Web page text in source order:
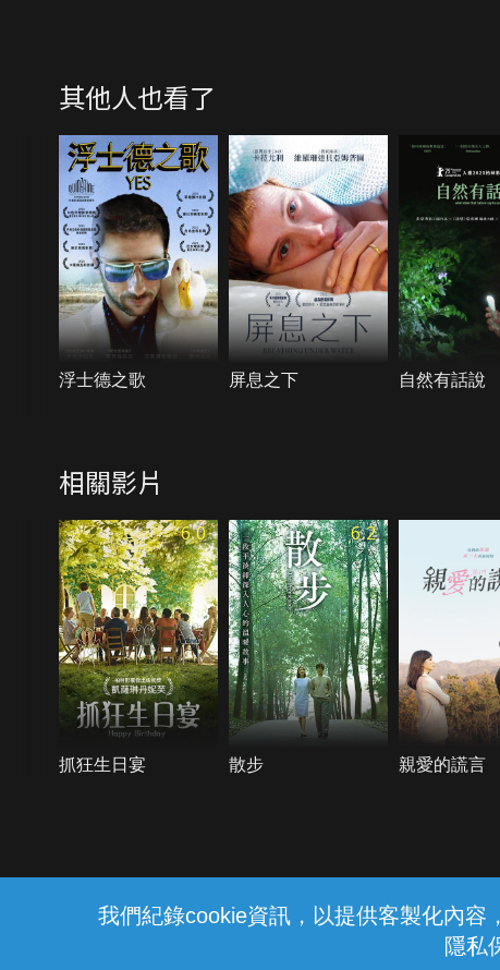
我們紀錄cookie資訊，以提供客製化內
隱私
其他人也看了
浮士德之歌 屏息之下 自然有話說
相關影片
6.0
抓狂生日宴
6.2
散步 親愛的謊言